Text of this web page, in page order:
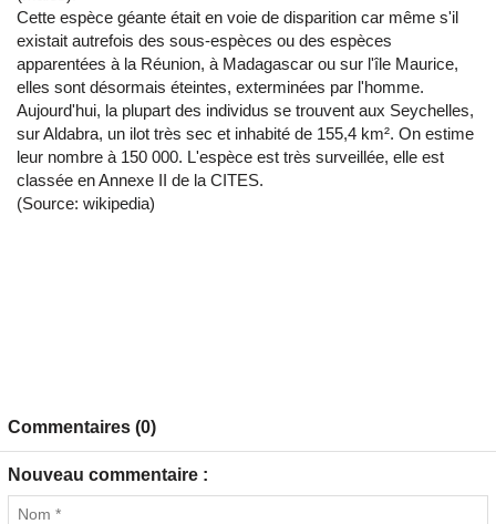
Cette espèce géante était en voie de disparition car même s'il
existait autrefois des sous-espèces ou des espèces
apparentées à la Réunion, à Madagascar ou sur l'île Maurice,
elles sont désormais éteintes, exterminées par l'homme.
Aujourd'hui, la plupart des individus se trouvent aux Seychelles,
sur Aldabra, un ilot très sec et inhabité de 155,4 km². On estime
leur nombre à 150 000. L'espèce est très surveillée, elle est
classée en Annexe II de la CITES.
(Source: wikipedia)
Commentaires (0)
Nouveau commentaire :